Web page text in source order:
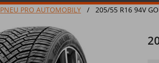
PNEU PRO AUTOMOBILY / 205/55 R16 94V